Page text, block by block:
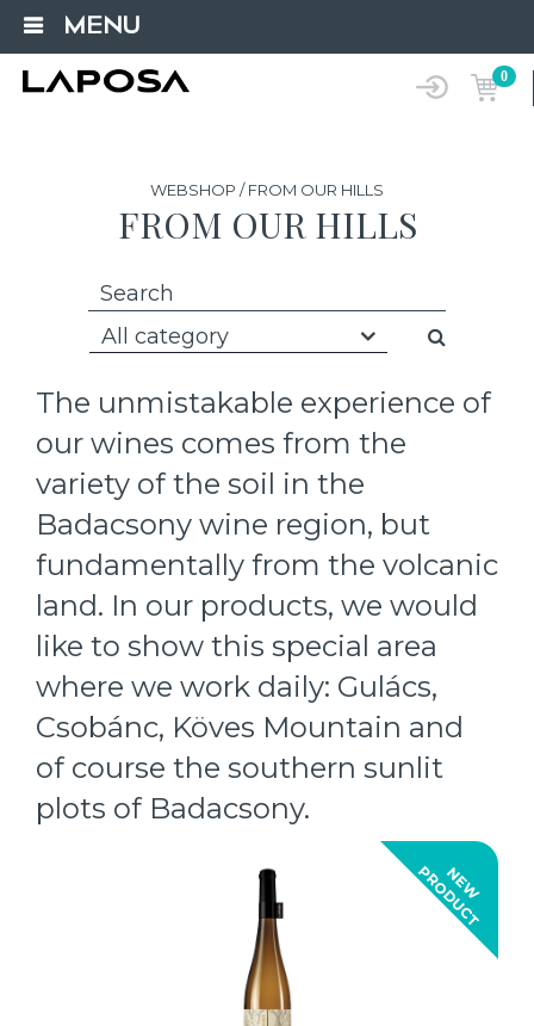
MENU
0
WEBSHOP / FROM OUR HILLS
FROM OUR HILLS
All category
The unmistakable experience of
our wines comes from the
variety of the soil in the
Badacsony wine region, but
fundamentally from the volcanic
land. In our products, we would
like to show this special area
where we work daily: Gulács,
Csobánc, Köves Mountain and
of course the southern sunlit
plots of Badacsony.
N
E
W
P
R
O
D
U
C
T